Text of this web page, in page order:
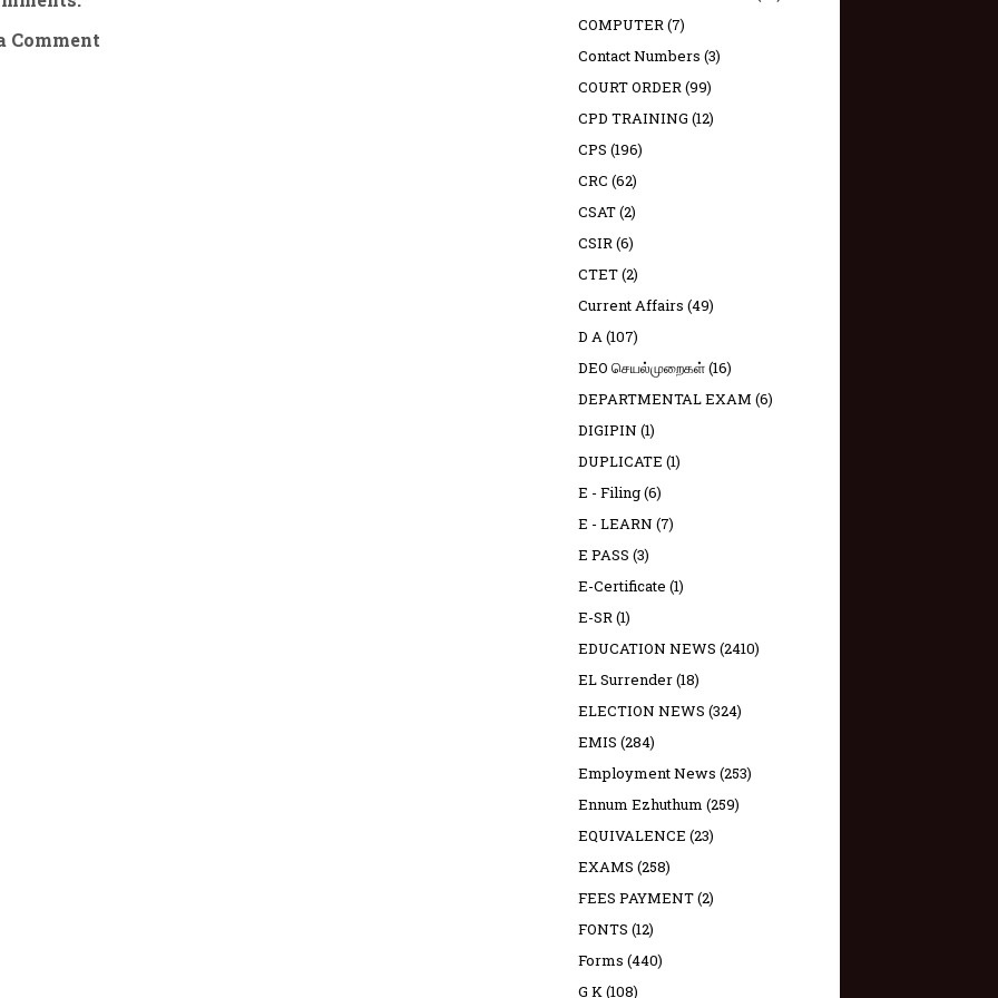
Comment
COMPUTER(7)
Contact Numbers (3)
COURT ORDER(99)
CPD TRAINING (12)
CPS (196)
CRC (62)
CSAT(2)
CSIR(6)
CTET(2)
Current Affairs (49)
D A(107)
DEO செயல்முறைகள்(16)
DEPARTMENTAL EXAM (6)
DIGIPIN (1)
DUPLICATE (1)
E - Filing(6)
E - LEARN (7)
E PASS (3)
E-Certificate (1)
E-SR(1)
EDUCATION NEWS (2410)
EL Surrender(18)
ELECTION NEWS (324)
EMIS (284)
Employment News (253)
Ennum Ezhuthum (259)
EQUIVALENCE (23)
EXAMS (258)
FEES PAYMENT(2)
FONTS (12)
Forms (440)
G K(108)